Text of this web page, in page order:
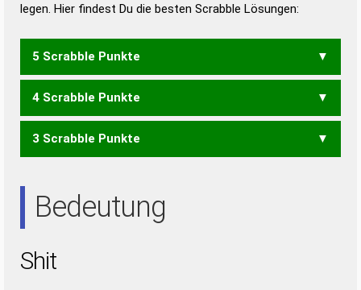
Duden – Deutsches
Universalwörterbuch
legen. Hier findest Du die besten Scrabble Lösungen:
5 Scrabble Punkte
HITS
4 Scrabble Punkte
HIS
3 Scrabble Punkte
Bedeutung
Shit